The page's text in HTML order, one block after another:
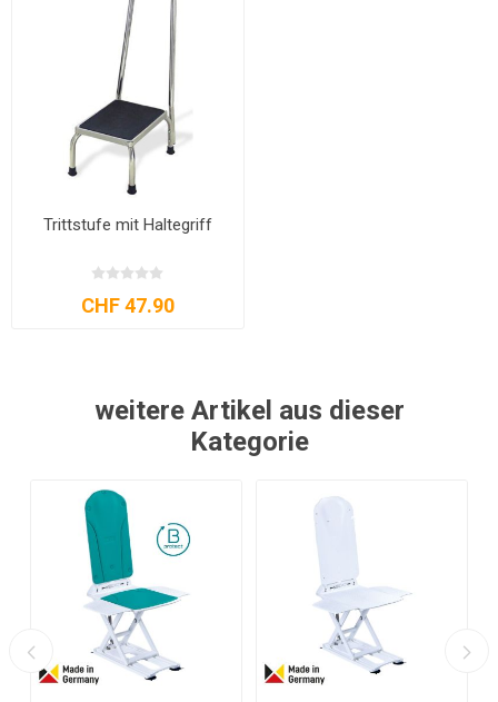
Trittstufe mit Haltegriff
CHF 47.90
weitere Artikel aus dieser
Kategorie